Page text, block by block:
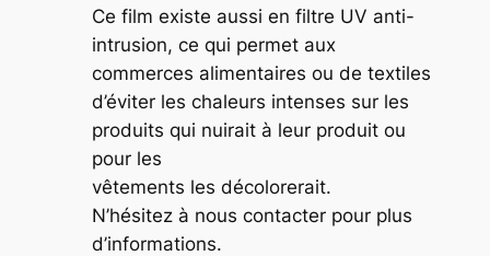
Ce film existe aussi en filtre UV anti-
intrusion, ce qui permet aux
commerces alimentaires ou de textiles
d’éviter les chaleurs intenses sur les
produits qui nuirait à leur produit ou
pour les
vêtements les décolorerait.
N’hésitez à nous contacter pour plus
d’informations.